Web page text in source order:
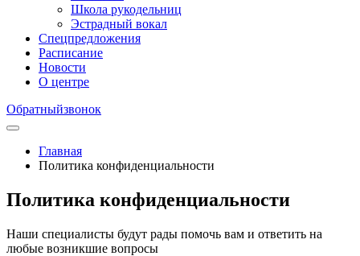
Школа рукодельниц
Эстрадный вокал
Спецпредложения
Расписание
Новости
О центре
Обратныйзвонок
Главная
Политика конфиденциальности
Политика конфиденциальности
Наши специалисты будут рады помочь вам и ответить на
любые возникшие вопросы